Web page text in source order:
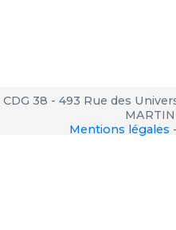
CDG 38 - 493 Rue des
Mentions légales -